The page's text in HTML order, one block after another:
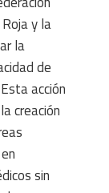
y la
la
de
acción
creación
sin